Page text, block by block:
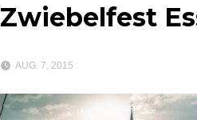
Zwiebelfest
AUG. 7, 2015